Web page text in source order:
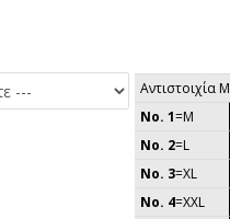
Αντιστοιχία
No. 1=M
No. 2=L
No. 3=XL
No. 4=XXL